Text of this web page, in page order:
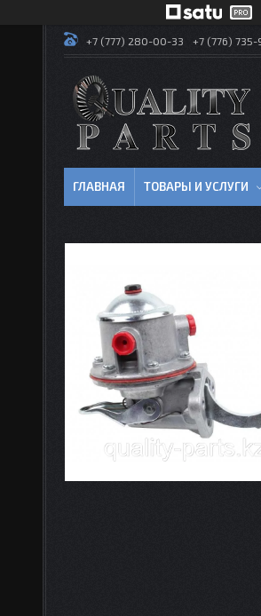
+7 (777) 280-00-33 +7 (776)
ГЛАВНАЯ ТОВАРЫ И УСЛУГИ